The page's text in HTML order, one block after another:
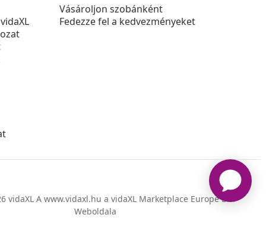
Vásároljon szobánként
Fedezze fel a kedvezményeket
vidaXL A www.vidaxl.hu a vidaXL Marketplace Europe B.V.
Weboldala